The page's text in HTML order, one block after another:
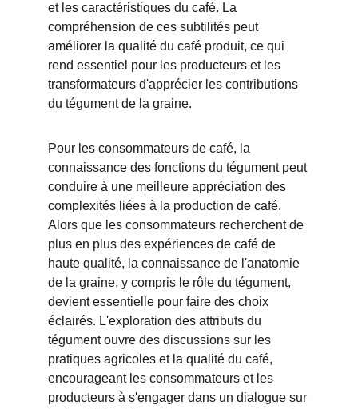
et les caractéristiques du café. La
compréhension de ces subtilités peut
améliorer la qualité du café produit, ce qui
rend essentiel pour les producteurs et les
transformateurs d'apprécier les contributions
du tégument de la graine.
Pour les consommateurs de café, la
connaissance des fonctions du tégument peut
conduire à une meilleure appréciation des
complexités liées à la production de café.
Alors que les consommateurs recherchent de
plus en plus des expériences de café de
haute qualité, la connaissance de l'anatomie
de la graine, y compris le rôle du tégument,
devient essentielle pour faire des choix
éclairés. L'exploration des attributs du
tégument ouvre des discussions sur les
pratiques agricoles et la qualité du café,
encourageant les consommateurs et les
producteurs à s'engager dans un dialogue sur